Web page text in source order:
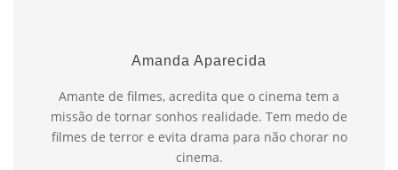
Amanda Aparecida
Amante de filmes, acredita que o cinema tem a
missão de tornar sonhos realidade. Tem medo de
filmes de terror e evita drama para não chorar no
cinema.